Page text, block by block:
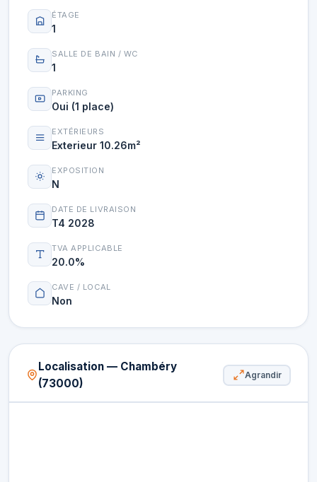
ÉTAGE
1
SALLE DE BAIN / WC
1
PARKING
Oui (1 place)
EXTÉRIEURS
Exterieur 10.26m²
EXPOSITION
N
DATE DE LIVRAISON
T4 2028
TVA APPLICABLE
20.0%
CAVE / LOCAL
Non
Localisation — Chambéry
(73000)
Agrandir